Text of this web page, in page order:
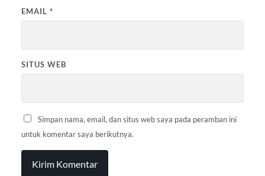
EMAIL *
SITUS WEB
Simpan nama, email, dan situs web saya pada peramban ini
untuk komentar saya berikutnya.